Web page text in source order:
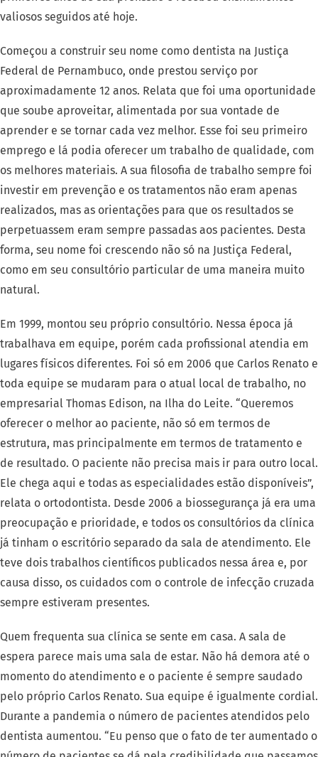
valiosos seguidos até hoje.
Começou a construir seu nome como dentista na Justiça
Federal de Pernambuco, onde prestou serviço por
aproximadamente 12 anos. Relata que foi uma oportunidade
que soube aproveitar, alimentada por sua vontade de
aprender e se tornar cada vez melhor. Esse foi seu primeiro
emprego e lá podia oferecer um trabalho de qualidade, com
os melhores materiais. A sua filosofia de trabalho sempre foi
investir em prevenção e os tratamentos não eram apenas
realizados, mas as orientações para que os resultados se
perpetuassem eram sempre passadas aos pacientes. Desta
forma, seu nome foi crescendo não só na Justiça Federal,
como em seu consultório particular de uma maneira muito
natural.
Em 1999, montou seu próprio consultório. Nessa época já
trabalhava em equipe, porém cada profissional atendia em
lugares físicos diferentes. Foi só em 2006 que Carlos Renato e
toda equipe se mudaram para o atual local de trabalho, no
empresarial Thomas Edison, na Ilha do Leite. “Queremos
oferecer o melhor ao paciente, não só em termos de
estrutura, mas principalmente em termos de tratamento e
de resultado. O paciente não precisa mais ir para outro local.
Ele chega aqui e todas as especialidades estão disponíveis”,
relata o ortodontista. Desde 2006 a biossegurança já era uma
preocupação e prioridade, e todos os consultórios da clínica
já tinham o escritório separado da sala de atendimento. Ele
teve dois trabalhos científicos publicados nessa área e, por
causa disso, os cuidados com o controle de infecção cruzada
sempre estiveram presentes.
Quem frequenta sua clínica se sente em casa. A sala de
espera parece mais uma sala de estar. Não há demora até o
momento do atendimento e o paciente é sempre saudado
pelo próprio Carlos Renato. Sua equipe é igualmente cordial.
Durante a pandemia o número de pacientes atendidos pelo
dentista aumentou. “Eu penso que o fato de ter aumentado o